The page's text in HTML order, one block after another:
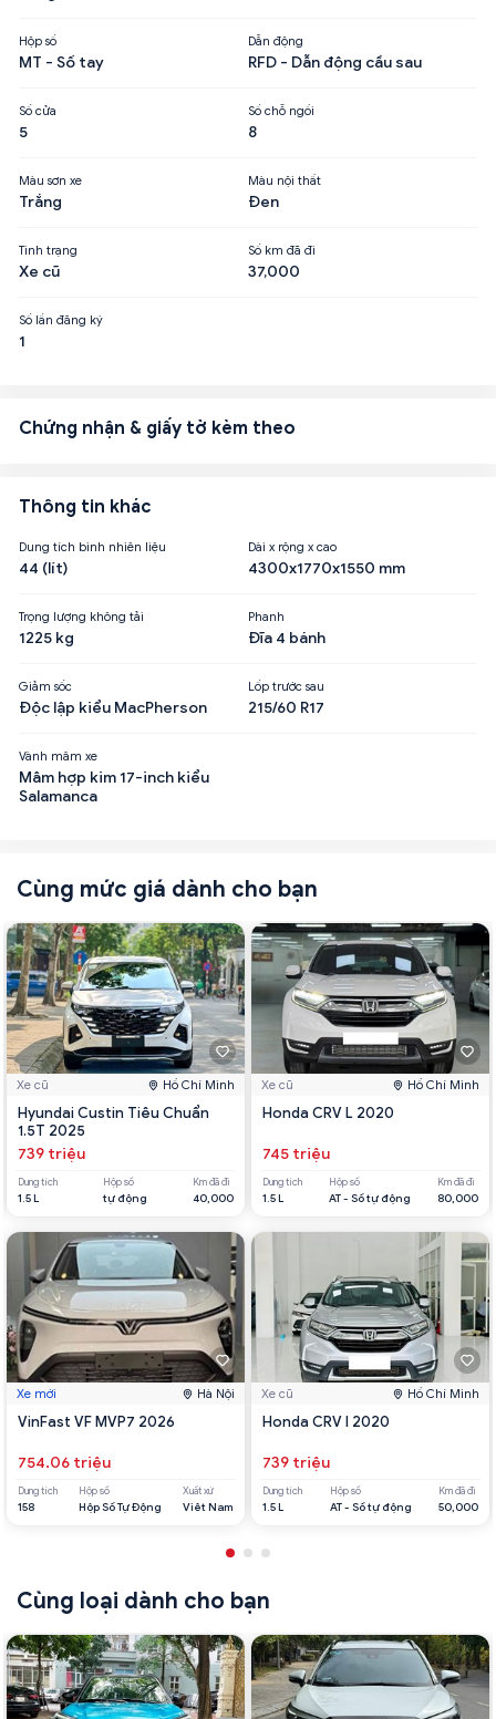
Hộp số
MT - Số tay
Dẫn động
RFD - Dẫn động cầu sau
Số cửa
5
Số chỗ ngồi
8
Màu sơn xe
Trắng
Màu nội thất
Đen
Tình trạng
Xe cũ
Số km đã đi
37,000
Số lần đăng ký
1
Chứng nhận & giấy tờ kèm theo
Thông tin khác
Dung tích bình nhiên liệu
44 (lít)
Dài x rộng x cao
4300x1770x1550 mm
Trọng lượng không tải
1225 kg
Phanh
Đĩa 4 bánh
Giảm sốc
Độc lập kiểu MacPherson
Lốp trước sau
215/60 R17
Vành mâm xe
Mâm hợp kim 17-inch kiểu
Salamanca
Cùng mức giá dành cho bạn
Xe cũ Hồ Chí Minh
Hyundai Custin Tiêu Chuẩn
1.5T 2025
739 triệu
Dung tích
1.5 L
Hộp số
tự động
Km đã đi
40,000
Xe mới Hà Nội
VinFast VF MVP7 2026
754.06 triệu
Dung tích
158
Hộp số
Hộp Số Tự Động
Xuất xứ
Viêt Nam
Xe cũ Hồ Chí Minh
Honda CRV L 2020
745 triệu
Dung tích
1.5 L
Hộp số
AT - Số tự động
Km đã đi
80,000
Xe cũ Hồ Chí Minh
Honda CRV l 2020
739 triệu
Dung tích
1.5 L
Hộp số
AT - Số tự động
Km đã đi
50,000
Cùng loại dành cho bạn